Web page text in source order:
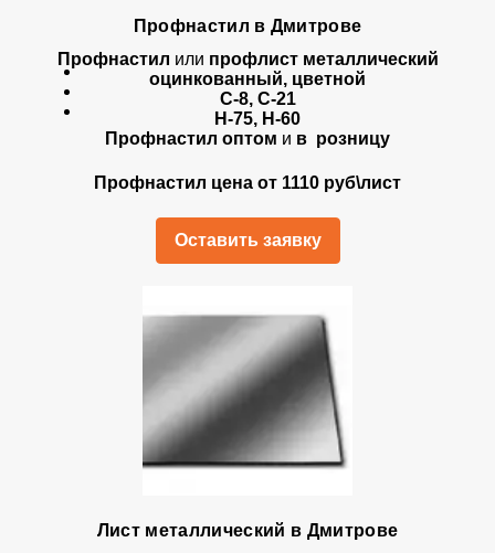
Профнастил в Дмитрове
Профнастил или профлист металлический
оцинкованный, цветной
С-8, С-21
Н-75, Н-60
Профнастил оптом и в розницу
Профнастил цена от 1110 руб\лист
Оставить заявку
Лист металлический в Дмитрове